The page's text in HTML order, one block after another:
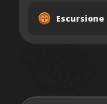
Escursione